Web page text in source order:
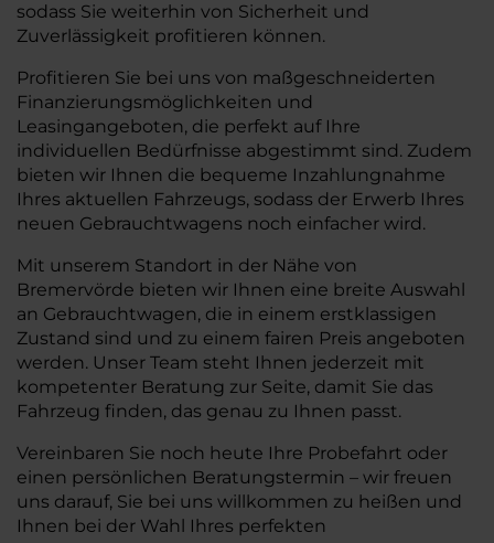
sodass Sie weiterhin von Sicherheit und
Zuverlässigkeit profitieren können.
Profitieren Sie bei uns von maßgeschneiderten
Finanzierungsmöglichkeiten und
Leasingangeboten, die perfekt auf Ihre
individuellen Bedürfnisse abgestimmt sind. Zudem
bieten wir Ihnen die bequeme Inzahlungnahme
Ihres aktuellen Fahrzeugs, sodass der Erwerb Ihres
neuen Gebrauchtwagens noch einfacher wird.
Mit unserem Standort in der Nähe von
Bremervörde bieten wir Ihnen eine breite Auswahl
an Gebrauchtwagen, die in einem erstklassigen
Zustand sind und zu einem fairen Preis angeboten
werden. Unser Team steht Ihnen jederzeit mit
kompetenter Beratung zur Seite, damit Sie das
Fahrzeug finden, das genau zu Ihnen passt.
Vereinbaren Sie noch heute Ihre Probefahrt oder
einen persönlichen Beratungstermin – wir freuen
uns darauf, Sie bei uns willkommen zu heißen und
Ihnen bei der Wahl Ihres perfekten